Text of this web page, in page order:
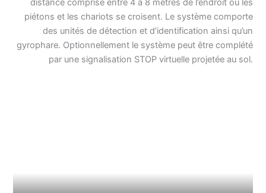
distance comprise entre 4 à 8 mètres de l’endroit où les
piétons et les chariots se croisent. Le système comporte
des unités de détection et d’identification ainsi qu’un
gyrophare. Optionnellement le système peut être complété
par une signalisation STOP virtuelle projetée au sol.